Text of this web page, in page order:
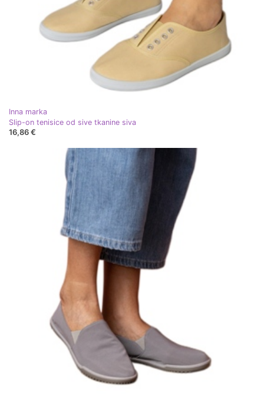
Inna marka
Slip-on tenisice od sive tkanine siva
16,86 €